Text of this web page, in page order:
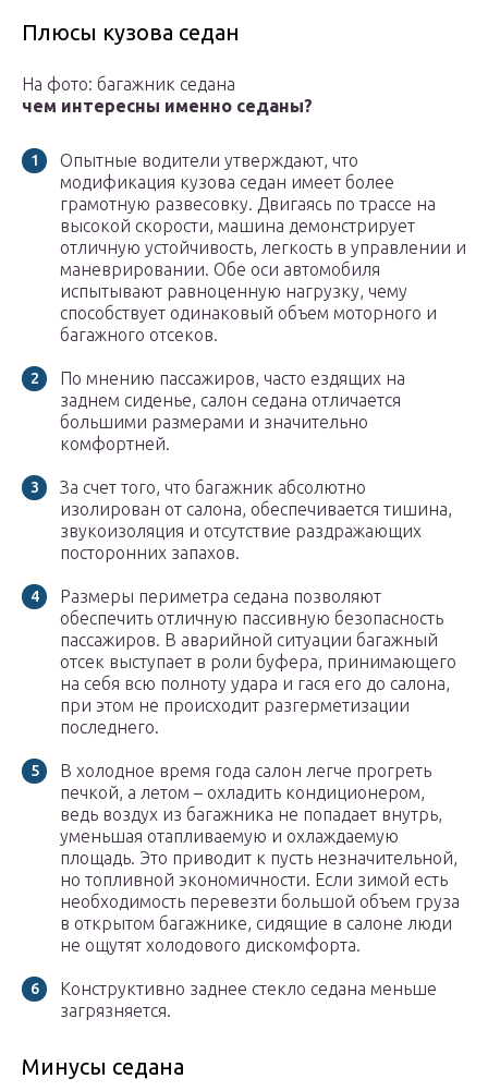
Плюсы кузова седан
На фото: багажник седана
чем интересны именно седаны?
Опытные водители утверждают, что
модификация кузова седан имеет более
грамотную развесовку. Двигаясь по трассе на
высокой скорости, машина демонстрирует
отличную устойчивость, легкость в управлении и
маневрировании. Обе оси автомобиля
испытывают равноценную нагрузку, чему
способствует одинаковый объем моторного и
багажного отсеков.
По мнению пассажиров, часто ездящих на
заднем сиденье, салон седана отличается
большими размерами и значительно
комфортней.
За счет того, что багажник абсолютно
изолирован от салона, обеспечивается тишина,
звукоизоляция и отсутствие раздражающих
посторонних запахов.
Размеры периметра седана позволяют
обеспечить отличную пассивную безопасность
пассажиров. В аварийной ситуации багажный
отсек выступает в роли буфера, принимающего
на себя всю полноту удара и гася его до салона,
при этом не происходит разгерметизации
последнего.
В холодное время года салон легче прогреть
печкой, а летом – охладить кондиционером,
ведь воздух из багажника не попадает внутрь,
уменьшая отапливаемую и охлаждаемую
площадь. Это приводит к пусть незначительной,
но топливной экономичности. Если зимой есть
необходимость перевезти большой объем груза
в открытом багажнике, сидящие в салоне люди
не ощутят холодового дискомфорта.
Конструктивно заднее стекло седана меньше
загрязняется.
Минусы седана